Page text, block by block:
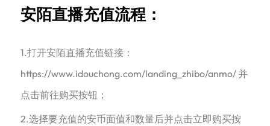
安陌直播充值流程：
1.打开安陌直播充值链接：
https://www.idouchong.com/landing_zhibo/anmo/ 并
点击前往购买按钮；
2.选择要充值的安币面值和数量后并点击立即购买按